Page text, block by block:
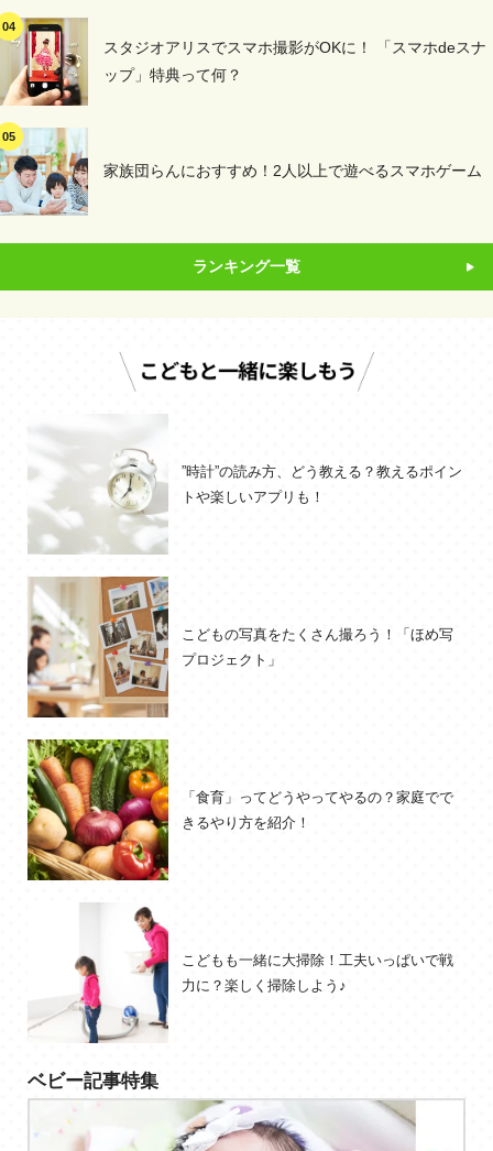
スタジオアリスでスマホ撮影がOKに！ 「スマホdeスナ
ップ」特典って何？
家族団らんにおすすめ！2人以上で遊べるスマホゲーム
ランキング一覧
”時計”の読み方、どう教える？教えるポイン
トや楽しいアプリも！
こどもの写真をたくさん撮ろう！「ほめ写
プロジェクト」
「食育」ってどうやってやるの？家庭でで
きるやり方を紹介！
こどもも一緒に大掃除！工夫いっぱいで戦
力に？楽しく掃除しよう♪
ベビー記事特集